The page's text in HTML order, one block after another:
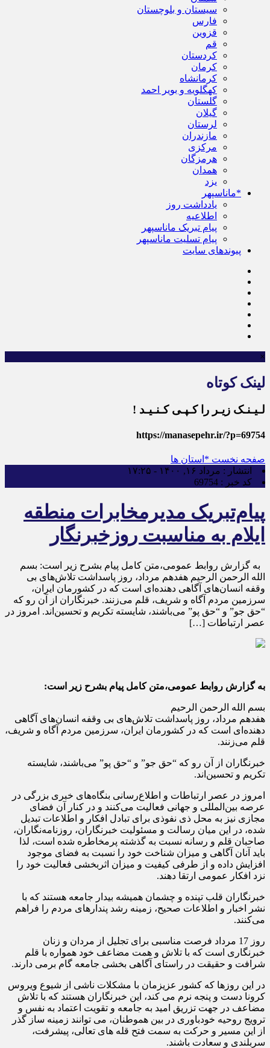
سیستان و بلوچستان
فارس
قزوین
قم
کردستان
کرمان
کرمانشاه
کهگلویه و بویر احمد
گلستان
گیلان
لرستان
مازندران
مرکزی
هرمزگان
همدان
یزد
*ماناسپهر
یادداشت روز
اطلاعیه
پیام تبریک ماناسپهر
پیام تسلیت ماناسپهر
پیوندهای سایت
×
لینک کوتاه
لـیـنـک زیـر را کـپـی کـنـیـد !
https://manasepehr.ir/?p=69754
صفحه نخست *استان ها
انتشار : مرداد ۱۶, ۱۴۰۰ - ۱۷:۲۵
کد خبر : 69754
پیام‌تبریک مدیرمخابرات منطقه
ایلام به مناسبت روزخبرنگار
به گزارش روابط عمومی،متن کامل پیام بشرح زیر است: بسم
الله الرحمن الرحیم هفدهم مرداد، روز پاسداشت تلاش‌های بی
وقفه انسان‌های آگاهی دهنده‌ای است که در کشورمان ایران،
سرزمین مردم آگاه و شریف، قلم می‌زنند. خبرنگاران از آن رو که
“حق جو” و “حق پو” می‌باشند،‌ شایسته تکریم و تحسین‌اند. امروز در
عصر ارتباطات […]
به گزارش روابط عمومی،متن کامل پیام بشرح زیر است:
بسم الله الرحمن الرحیم
هفدهم مرداد، روز پاسداشت تلاش‌های بی وقفه انسان‌های آگاهی
دهنده‌ای است که در کشورمان ایران، سرزمین مردم آگاه و شریف،
قلم می‌زنند.
خبرنگاران از آن رو که “حق جو” و “حق پو” می‌باشند،‌ شایسته
تکریم و تحسین‌اند.
امروز در عصر ارتباطات و اطلاع‏‌رسانی بنگاه‏‌های خبری بزرگی در
عرصه بین‌المللی و جهانی فعالیت می‌‏کنند و در کنار آن فضای
مجازی نیز به محل ذی نفوذی برای تبادل افکار و اطلاعات تبدیل
شده، در این میان رسالت و مسئولیت خبرنگاران، روزنامه‌نگاران،
صاحبان قلم و رسانه نسبت به گذشته پرمخاطره شده ‏است، لذا
باید آنان آگاهی و میزان شناخت خود را نسبت به فضای موجود
افزایش داده و از طرفی کیفیت و میزان اثربخشی فعالیت خود را
نزد افکار عمومی ارتقا دهند.
خبرنگاران قلب تپنده و چشمان همیشه بیدار جامعه هستند که با
نشر اخبار و اطلاعات صحیح، زمینه رشد پندارهای مردم را فراهم
می‏‌کنند.
روز 17 مرداد فرصت مناسبی برای تجلیل از مردان و زنان
خبرنگاری است که با تلاش و همت مضاعف خود همواره با قلم
شرافت و حقیقت در راستای آگاهی بخشی جامعه گام برمی دارند.
در این روزها که کشور عزیزمان با مشکلات ناشی از شیوع ویروس
کرونا دست و پنجه نرم می کند، این خبرنگاران هستند که با تلاش
مضاعف در جهت تزریق امید به جامعه و تقویت اعتماد به نفس و
ترویج روحیه خودباوری در بین هموطنان، می توانند زمینه ساز گذر
از این مسیر و حرکت به سمت فتح قله های تعالی، پیشرفت،
سربلندی و سعادت باشند.